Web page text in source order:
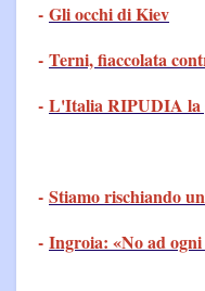
- Gli occhi di Kiev
- Terni, fiaccolata
- L'Italia RIPUDIA la
- Stiamo rischiando
- Ingroia: «No ad